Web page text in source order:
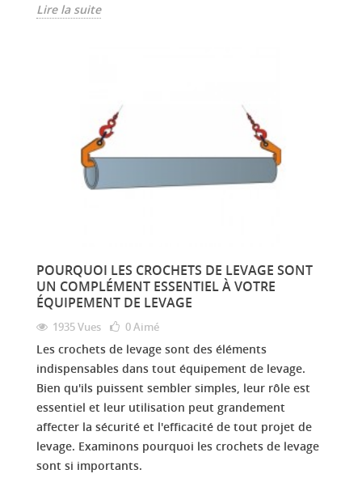
Lire la suite
POURQUOI LES CROCHETS DE LEVAGE SONT
UN COMPLÉMENT ESSENTIEL À VOTRE
ÉQUIPEMENT DE LEVAGE
1935 Vues 0Aimé
Les crochets de levage sont des éléments
indispensables dans tout équipement de levage.
Bien qu'ils puissent sembler simples, leur rôle est
essentiel et leur utilisation peut grandement
affecter la sécurité et l'efficacité de tout projet de
levage. Examinons pourquoi les crochets de levage
sont si importants.